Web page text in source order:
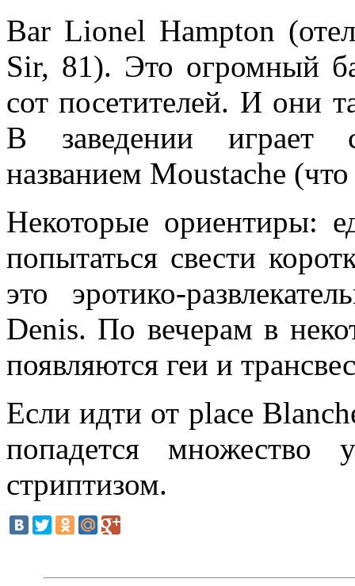
Bar Lionel Hampton
Sir, 81). Это огромный
сот посетителей. И они
В заведении играет
названием Moustache
Некоторые ориентиры:
попытаться свести
это эротико-
Denis. По вечерам в
появляются геи и
Если идти от place
попадется множество
стриптизом.